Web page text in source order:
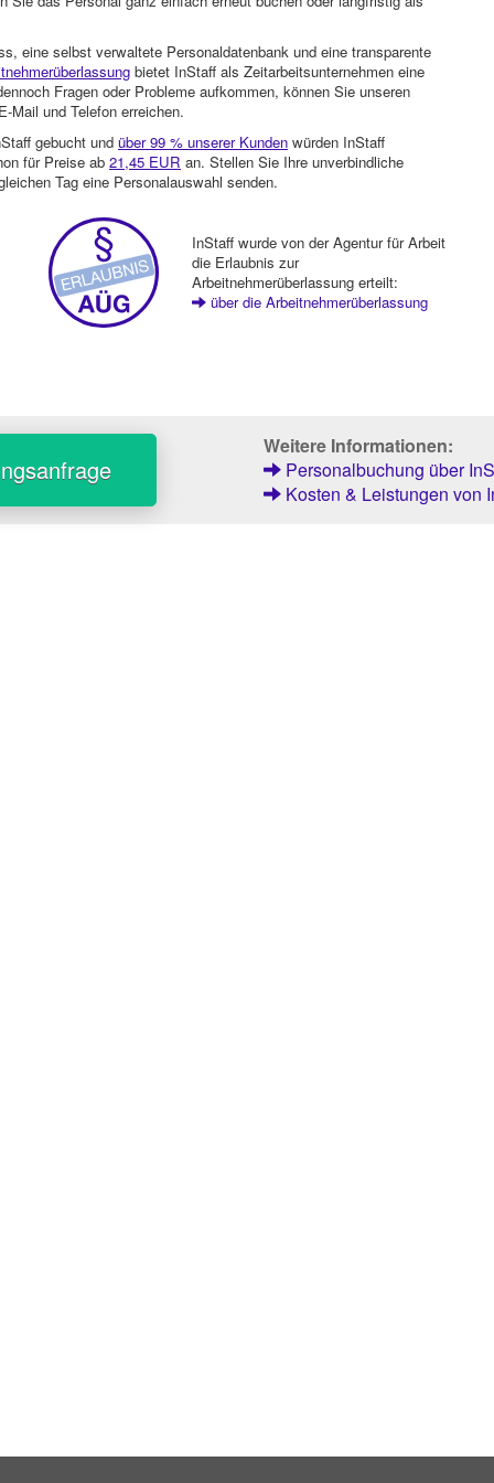
eine selbst verwaltete Personaldatenbank und eine transparente
bietet InStaff als Zeitarbeitsunternehmen eine
Fragen oder Probleme aufkommen, können Sie unseren
Mail und Telefon erreichen.
gebucht und über 99 % unserer Kunden würden InStaff
für Preise ab 21,45 EUR an. Stellen Sie Ihre unverbindliche
Tag eine Personalauswahl senden.
InStaff wurde von der Agentur für Arbeit
die Erlaubnis zur
Arbeitnehmerüberlassung erteilt:
über die Arbeitnehmerüberlassung
Weitere Informationen:
Personalbuchung über
Kosten & Leistungen von